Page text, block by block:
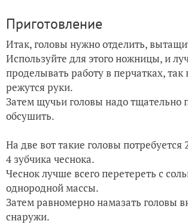
Приготовление
Итак, головы нужно отделить,
Используйте для этого ножницы, и
проделывать работу в перчатках, так
режутся руки.
Затем щучьи головы надо тщательно
обсушить.
На две вот такие головы потребуется
4 зубчика чеснока.
Чеснок лучше всего перетереть с
однородной массы.
Затем равномерно намазать головы
снаружи.